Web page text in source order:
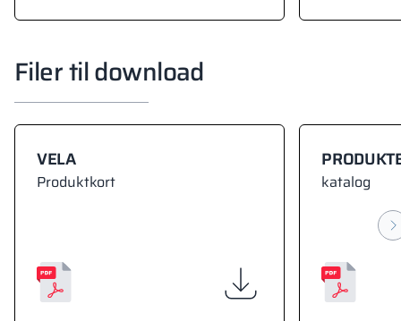
Filer til download
VELA
Produktkort katalog